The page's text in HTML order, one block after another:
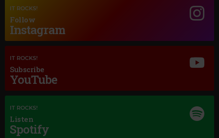
Magic Jazz
MEL TORMÉ
THEY CAN'T TAKE THAT AWAY FROM ME (2012 -
IT ROCKS!
Follow
Instagram
IT ROCKS!
Subscribe
YouTube
IT ROCKS!
Listen
Spotify